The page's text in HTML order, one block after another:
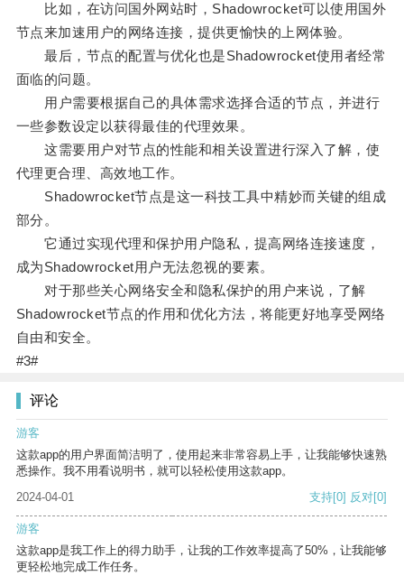
比如，在访问国外网站时，Shadowrocket可以使用国外
节点来加速用户的网络连接，提供更愉快的上网体验。
最后，节点的配置与优化也是Shadowrocket使用者经常
面临的问题。
用户需要根据自己的具体需求选择合适的节点，并进行
一些参数设定以获得最佳的代理效果。
这需要用户对节点的性能和相关设置进行深入了解，使
代理更合理、高效地工作。
Shadowrocket节点是这一科技工具中精妙而关键的组成
部分。
它通过实现代理和保护用户隐私，提高网络连接速度，
成为Shadowrocket用户无法忽视的要素。
对于那些关心网络安全和隐私保护的用户来说，了解
Shadowrocket节点的作用和优化方法，将能更好地享受网络
自由和安全。
#3#
评论
游客
这款app的用户界面简洁明了，使用起来非常容易上手，让我能够快速熟
悉操作。我不用看说明书，就可以轻松使用这款app。
2024-04-01
支持[0] 反对[0]
游客
这款app是我工作上的得力助手，让我的工作效率提高了50%，让我能够
更轻松地完成工作任务。